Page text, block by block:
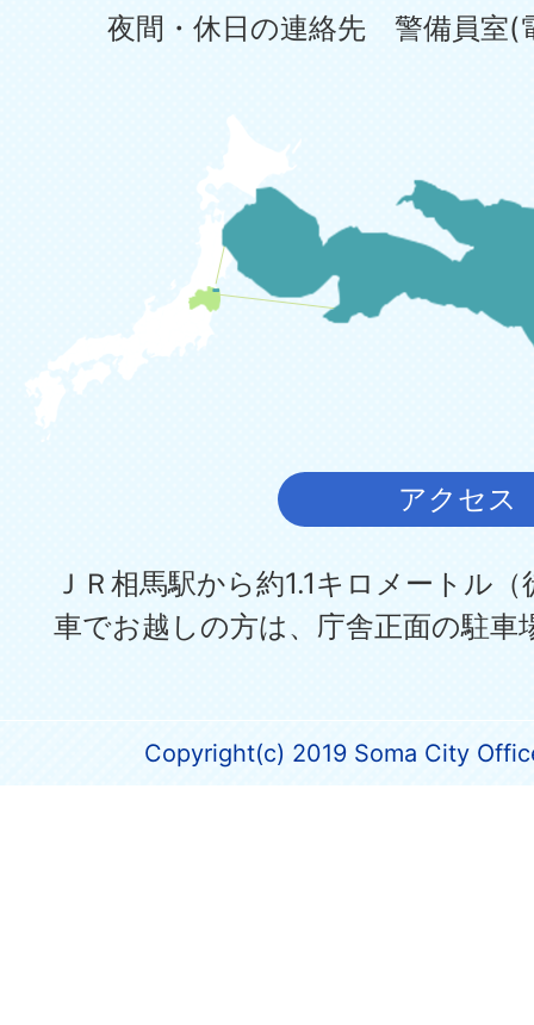
夜間・休日の連絡先 警備員室
アクセス
ＪＲ相馬駅から約1.1キロメートル
車でお越しの方は、庁舎正面の駐車
Copyright(c) 2019 Soma City